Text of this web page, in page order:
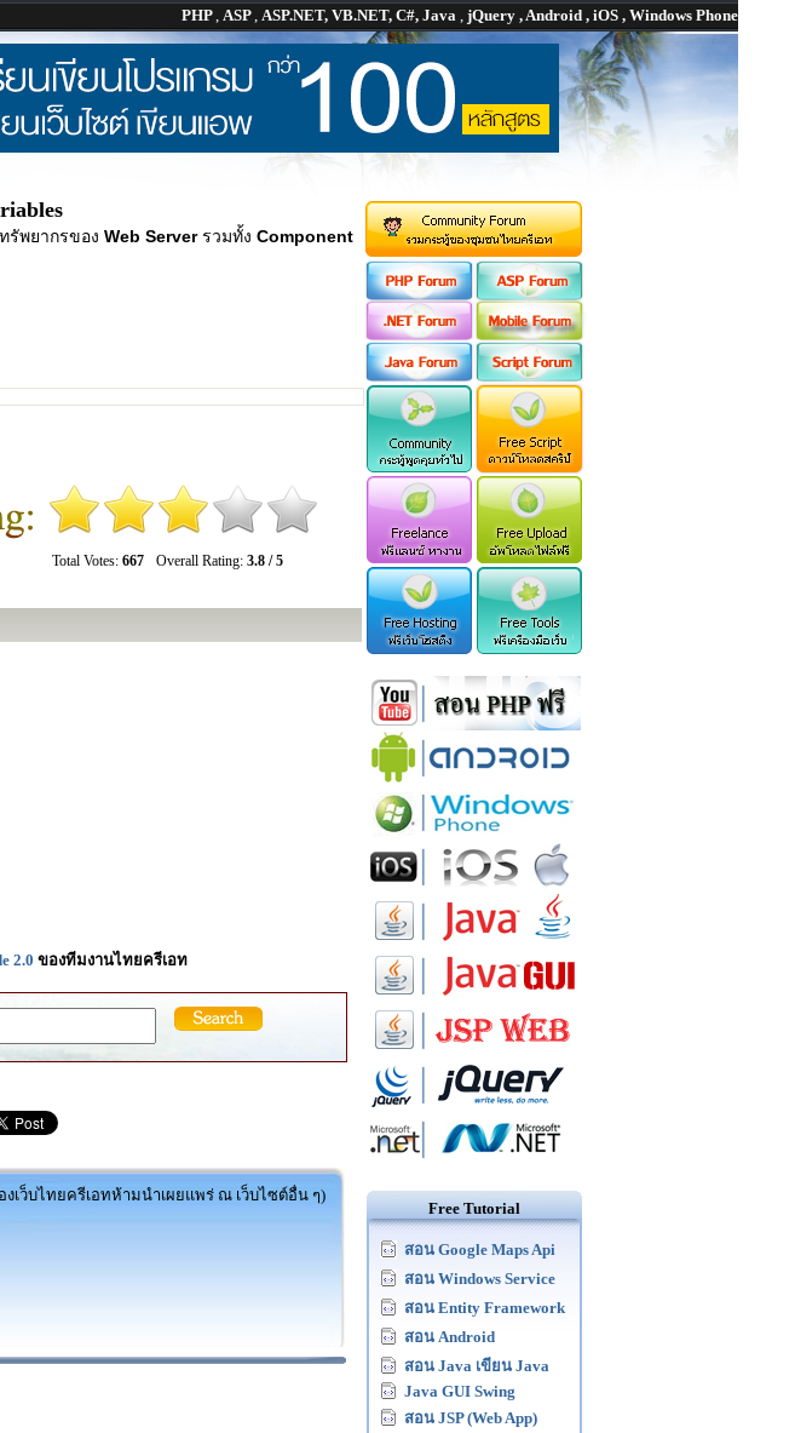
PHP, ASP, ASP.NET, VB.NET, C#, Java , jQuery , Android , iOS , Windows Phone
รัพยากรของ Web Serverรวมทั้ง Component
Total Votes: 667 Overall Rating: 3.8 / 5
2.0 ของทีมงานไทยครีเอท
งเว็บไทยครีเอทห้ามนำเผยแพร่ ณ เว็บไซต์อื่น ๆ)
Free Tutorial
สอน Google Maps Api
สอน Windows Service
สอน Entity Framework
สอน Android
สอน Java เขียน Java
Java GUI Swing
สอน JSP (Web App)